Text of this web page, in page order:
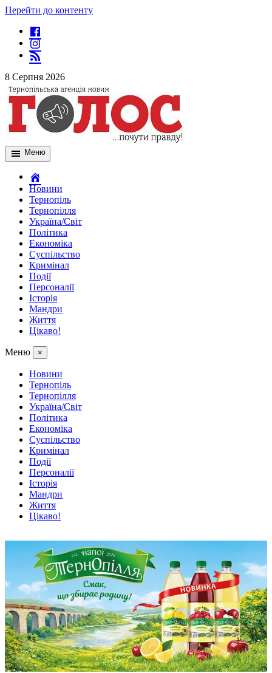
Перейти до контенту
8 Серпня 2026
Меню
Новини
Тернопіль
Тернопілля
Україна/Світ
Політика
Економіка
Суспільство
Кримінал
Події
Персоналії
Історія
Мандри
Життя
Цікаво!
Меню ×
Новини
Тернопіль
Тернопілля
Україна/Світ
Політика
Економіка
Суспільство
Кримінал
Події
Персоналії
Історія
Мандри
Життя
Цікаво!